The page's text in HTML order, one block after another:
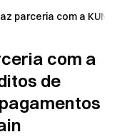
parceria com a
com a
de